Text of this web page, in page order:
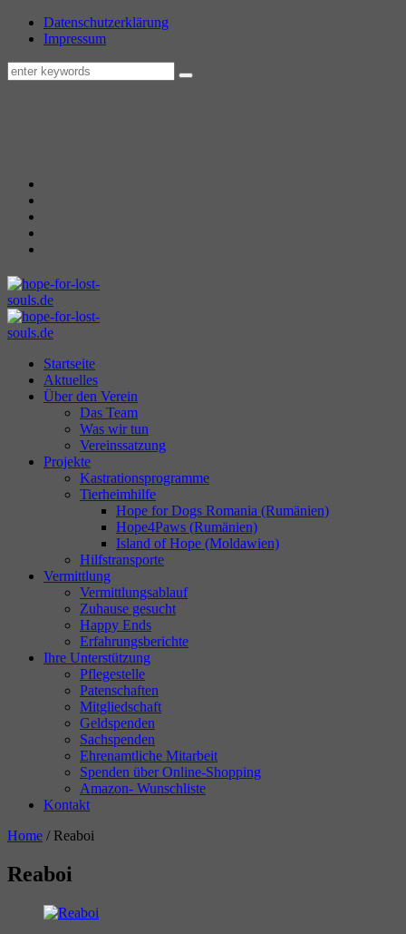
Datenschutzerklärung
Impressum
Startseite
Aktuelles
Über den Verein
Das Team
Was wir tun
Vereinssatzung
Projekte
Kastrationsprogramme
Tierheimhilfe
Hope for Dogs Romania (Rumänien)
Hope4Paws (Rumänien)
Island of Hope (Moldawien)
Hilfstransporte
Vermittlung
Vermittlungsablauf
Zuhause gesucht
Happy Ends
Erfahrungsberichte
Ihre Unterstützung
Pflegestelle
Patenschaften
Mitgliedschaft
Geldspenden
Sachspenden
Ehrenamtliche Mitarbeit
Spenden über Online-Shopping
Amazon- Wunschliste
Kontakt
Home / Reaboi
Reaboi